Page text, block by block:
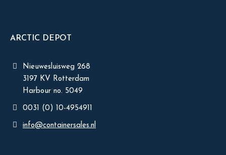
ARCTIC DEPOT
Nieuwesluisweg 268
3197 KV Rotterdam
Harbour no. 5049
0031 (0) 10-4954911
info@containersales.nl